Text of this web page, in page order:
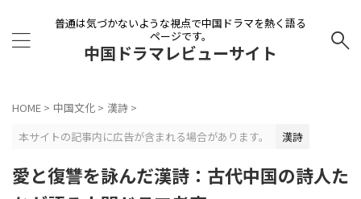
普通は気づかないような視点で中国ドラマを熱く語る
ページです。
中国ドラマレビューサイト
HOME > 中国文化 > 漢詩 >
本サイトの記事内に広告が含まれる場合があります。
漢詩
愛と復讐を詠んだ漢詩：古代中国の詩人た